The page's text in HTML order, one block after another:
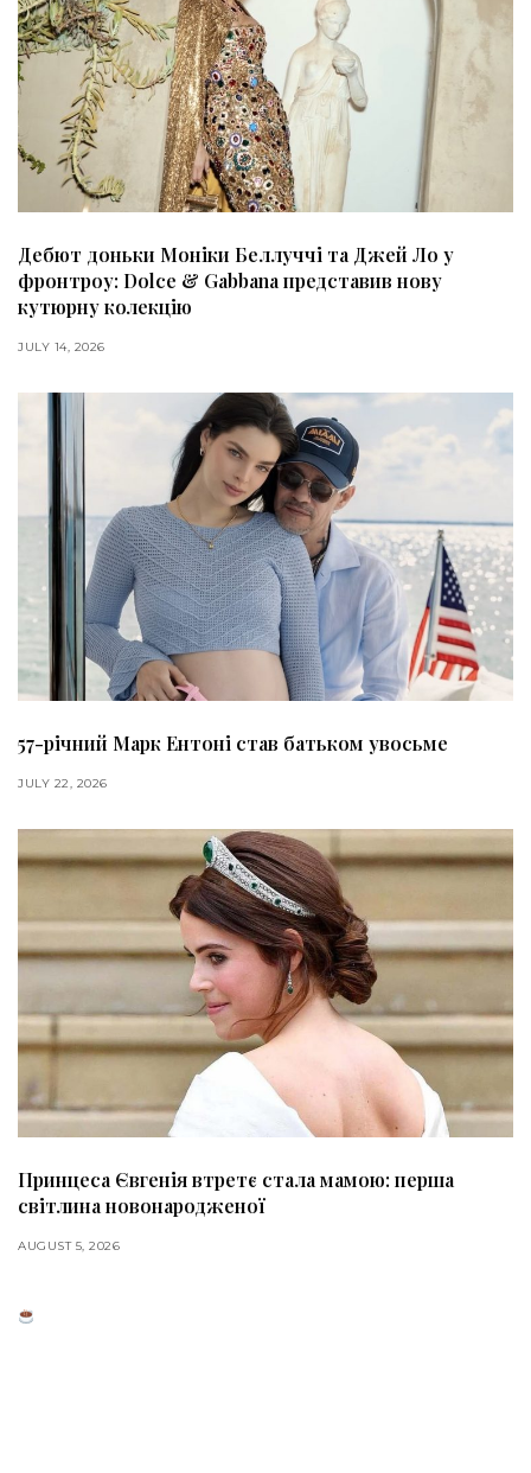
Дебют доньки Моніки Беллуччі та Джей Ло у
фронтроу: Dolce & Gabbana представив нову
кутюрну колекцію
JULY 14, 2026
57-річний Марк Ентоні став батьком увосьме
JULY 22, 2026
Принцеса Євгенія втретє стала мамою: перша
світлина новонародженої
AUGUST 5, 2026